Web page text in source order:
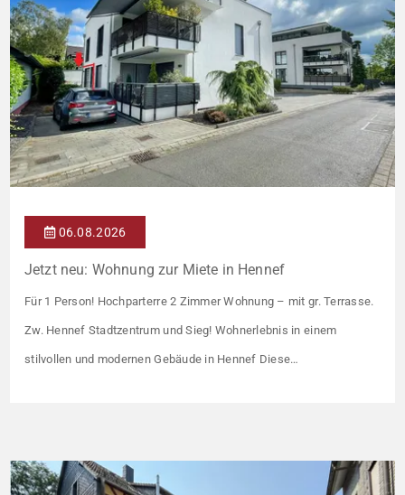
06.08.2026
Jetzt neu: Wohnung zur Miete in Hennef
Für 1 Person! Hochparterre 2 Zimmer Wohnung – mit gr. Terrasse.
Zw. Hennef Stadtzentrum und Sieg! Wohnerlebnis in einem
stilvollen und modernen Gebäude in Hennef Diese
Bodentiefe, dreifach verglaste Fensterfronten Fußbodenheizung